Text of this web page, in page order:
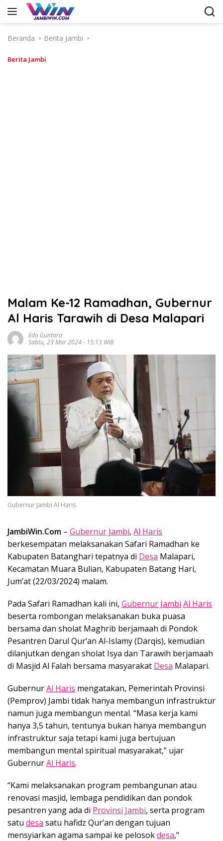
Langsung
Beranda
Berita Jambi
Berita Jambi
Malam Ke-12 Ramadhan, Gubernur
Al Haris Tarawih di Desa Malapari
Edo Guntara
Sabtu, 23 Mar 2024 - 15:13 WIB
Gubernur Jambi Al Haris.
JambiWin.Com – Gubernur Jambi, Al Haris
berkesempatan melaksanakan Safari Ramadhan ke
Kabupaten Batanghari tepatnya di Desa Malapari,
Kecamatan Muara Bulian, Kabupaten Batang Hari,
Jum’at (22/03/2024) malam.
Pada Safari Ramadhan kali ini, Gubernur Jambi Al Haris
beserta rombongan melaksanakan buka puasa
bersama dan sholat Maghrib berjamaah di Pondok
Pesantren Darul Qur’an Al-Islamy (Darqis), kemudian
dilanjutkan dengan sholat Isya dan Tarawih berjamaah
di Masjid Al Falah bersama masyarakat Desa Malapari.
GubernurAl Haris mengatakan, Pemerintah Provinsi
(Pemprov) Jambi tidak hanya membangun infrastruktur
namun juga membangun mental. “Masa kerja kami
hanya 3,5 tahun, tentunya bukan hanya membangun
infrastruktur saja tetapi kami juga bertujuan
membangun mental spiritual masyarakat,” ujar
GubernurAl Haris.
“Kami melaksanakan program pembangunan atau
renovasi masjid, lembaga pendidikan dan pondok
pesantren yang ada di Provinsi Jambi, serta program
satu desa satu hafidz Qur’an dengan tujuan
mensyiarkan agama sampai ke pelosokdesa,”